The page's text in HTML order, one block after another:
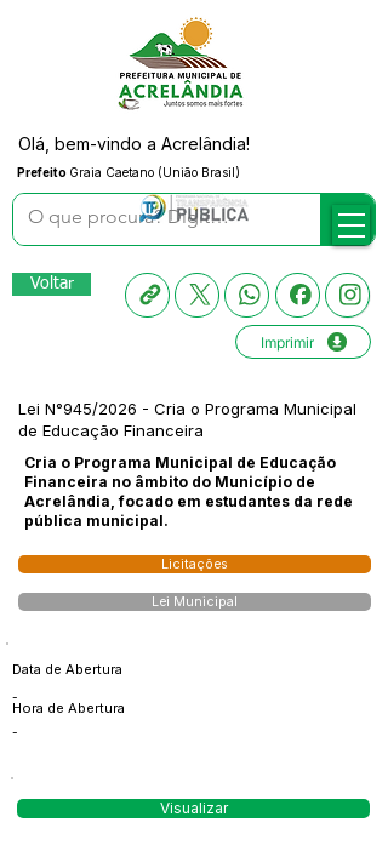
Prefeito Graia Caetano (União Brasil)
Olá, bem-vindo a Acrelândia!
Voltar
Imprimir
Lei N°945/2026 - Cria o Programa Municipal
de Educação Financeira
Cria o Programa Municipal de Educação
Financeira no âmbito do Município de
Acrelândia, focado em estudantes da rede
pública municipal.
Licitações
Lei Municipal
Data de Abertura
-
Hora de Abertura
-
Visualizar